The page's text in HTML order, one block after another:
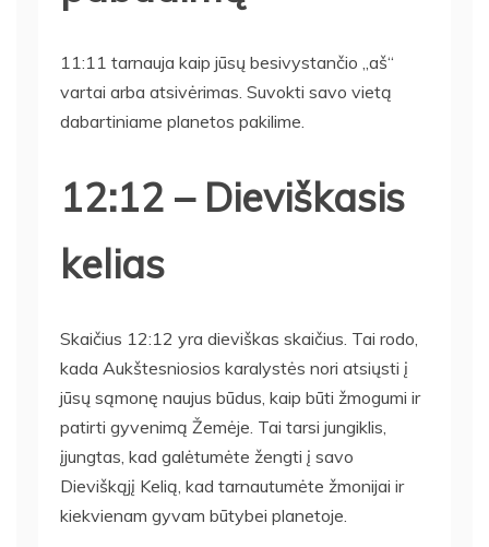
11:11 tarnauja kaip jūsų besivystančio „aš“
vartai arba atsivėrimas. Suvokti savo vietą
dabartiniame planetos pakilime.
12:12 – Dieviškasis
kelias
Skaičius 12:12 yra dieviškas skaičius. Tai rodo,
kada Aukštesniosios karalystės nori atsiųsti į
jūsų sąmonę naujus būdus, kaip būti žmogumi ir
patirti gyvenimą Žemėje. Tai tarsi jungiklis,
įjungtas, kad galėtumėte žengti į savo
Dieviškąjį Kelią, kad tarnautumėte žmonijai ir
kiekvienam gyvam būtybei planetoje.